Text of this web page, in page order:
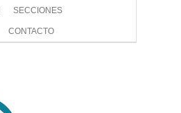
SECCIONES
CONTACTO